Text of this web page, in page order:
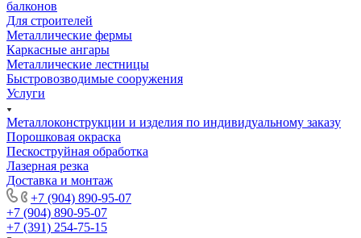
балконов
Для строителей
Металлические фермы
Каркасные ангары
Металлические лестницы
Быстровозводимые сооружения
Услуги
Металлоконструкции и изделия по индивидуальному заказу
Порошковая окраска
Пескоструйная обработка
Лазерная резка
Доставка и монтаж
+7 (904) 890-95-07
+7 (904) 890-95-07
+7 (391) 254-75-15